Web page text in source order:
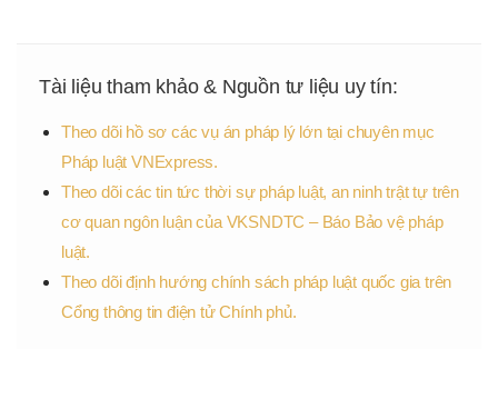
Tài liệu tham khảo & Nguồn tư liệu uy tín:
Theo dõi hồ sơ các vụ án pháp lý lớn tại chuyên mục
Pháp luật VNExpress.
Theo dõi các tin tức thời sự pháp luật, an ninh trật tự trên
cơ quan ngôn luận của VKSNDTC – Báo Bảo vệ pháp
luật.
Theo dõi định hướng chính sách pháp luật quốc gia trên
Cổng thông tin điện tử Chính phủ.